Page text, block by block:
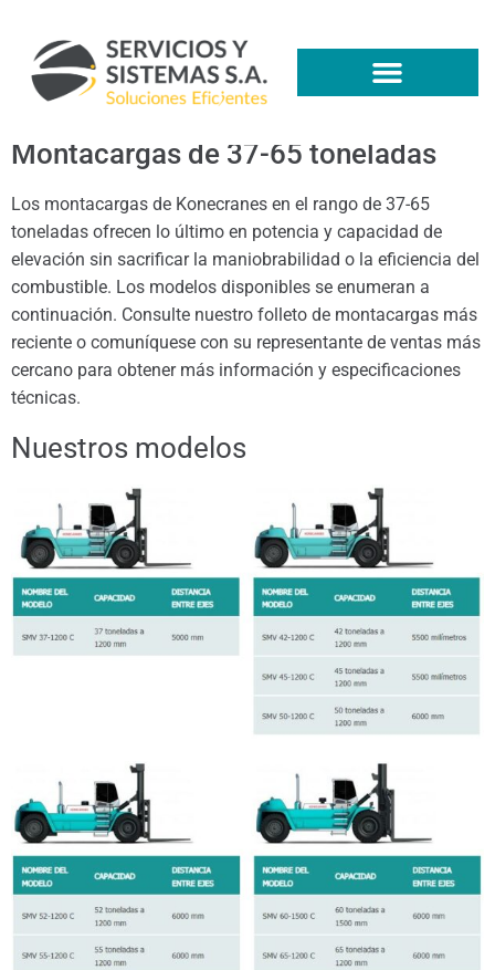
Montacargas de 37-65 toneladas
Los montacargas de Konecranes en el rango de 37-65
toneladas ofrecen lo último en potencia y capacidad de
elevación sin sacrificar la maniobrabilidad o la eficiencia del
combustible. Los modelos disponibles se enumeran a
continuación. Consulte nuestro folleto de montacargas más
reciente o comuníquese con su representante de ventas más
cercano para obtener más información y especificaciones
técnicas.
Nuestros modelos